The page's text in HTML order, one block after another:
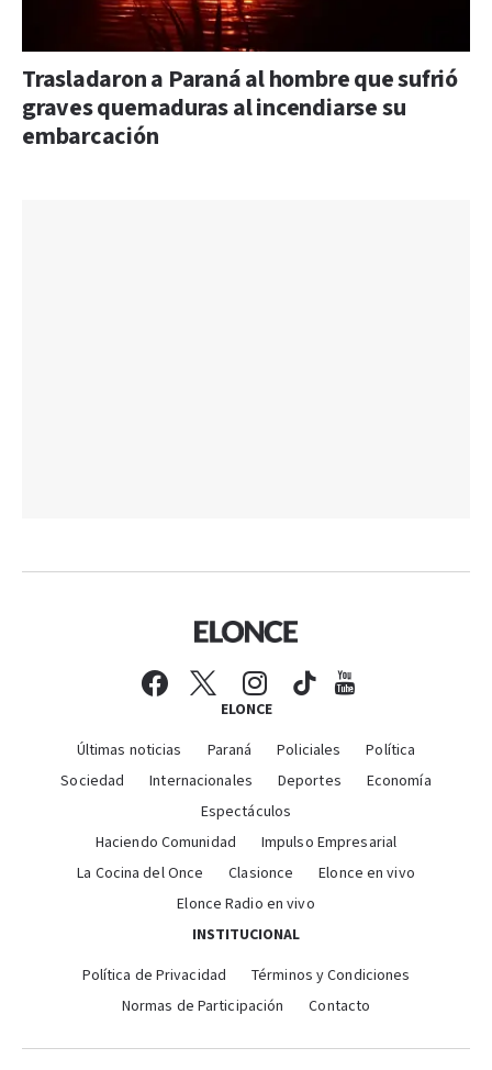
Trasladaron a Paraná al hombre que sufrió
graves quemaduras al incendiarse su
embarcación
ELONCE
Últimas noticias Paraná Policiales
Política
Sociedad
Internacionales Deportes
Economía
Espectáculos
Haciendo Comunidad
Impulso Empresarial
La Cocina del Once
Clasionce
Elonce en vivo
Elonce Radio en vivo
INSTITUCIONAL
Política de Privacidad
Términos y Condiciones
Normas de Participación
Contacto